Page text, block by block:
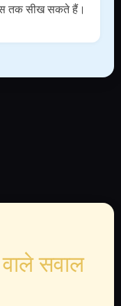
तक सीख सकते हैं।
सवाल